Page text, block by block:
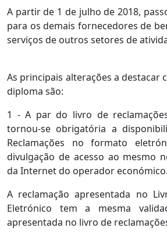
A partir de 1 de julho de 2018,
para os demais fornecedores de
serviços de outros setores de
As principais alterações a destacar
diploma são:
1 - A par do livro de
tornou-se obrigatória a
Reclamações no formato
divulgação de acesso ao mesmo
da Internet do operador económico.
A reclamação apresentada no
Eletrónico tem a mesma
apresentada no livro de